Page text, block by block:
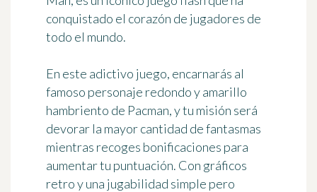
conquistado el corazón de jugadores de
todo el mundo.
En este adictivo juego, encarnarás al
famoso personaje redondo y amarillo
hambriento de Pacman, y tu misión será
devorar la mayor cantidad de fantasmas
mientras recoges bonificaciones para
aumentar tu puntuación. Con gráficos
retro y una jugabilidad simple pero